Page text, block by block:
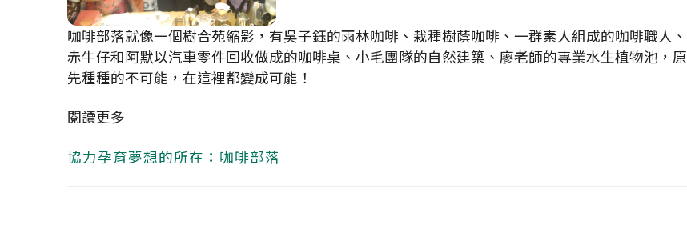
咖啡部落就像一個樹合苑縮影，有吳子鈺的雨林咖啡、栽種樹蔭咖啡、一群素人組成的咖啡職人、
赤牛仔和阿默以汽車零件回收做成的咖啡桌、小毛團隊的自然建築、廖老師的專業水生植物池，原
先種種的不可能，在這裡都變成可能！
閱讀更多
協力孕育夢想的所在：咖啡部落